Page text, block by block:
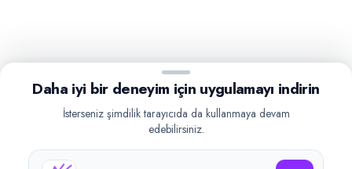
Daha iyi bir deneyim için uygulamayı indirin
İsterseniz şimdilik tarayıcıda da kullanmaya devam
edebilirsiniz.